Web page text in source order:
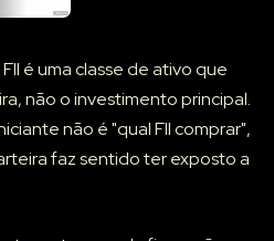
é uma classe de ativo que
não o investimento principal.
não é "qual FII comprar",
faz sentido ter exposto a